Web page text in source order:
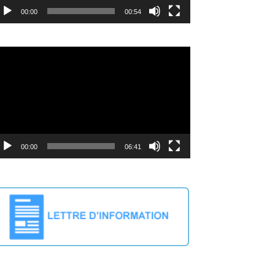
00:00 00:54
00:00 06:41